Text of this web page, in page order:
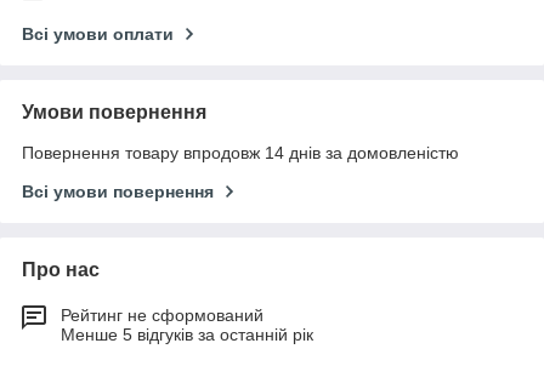
Всі умови оплати
Умови повернення
Повернення товару впродовж 14 днів за домовленістю
Всі умови повернення
Про нас
Рейтинг не сформований
Менше 5 відгуків за останній рік